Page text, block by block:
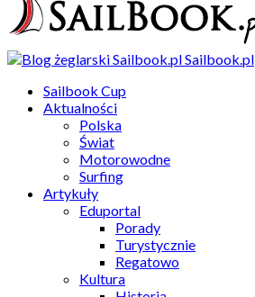
Sailbook.pl
Sailbook Cup
Aktualności
Polska
Świat
Motorowodne
Surfing
Artykuły
Eduportal
Porady
Turystycznie
Regatowo
Kultura